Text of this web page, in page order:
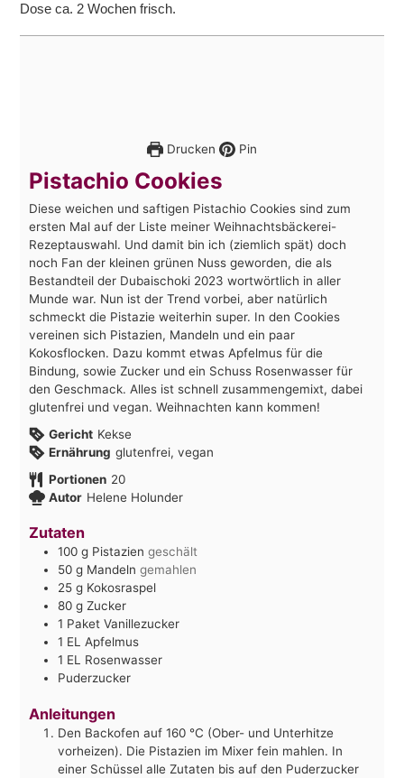
Dose ca. 2 Wochen frisch.
Drucken Pin
Pistachio Cookies
Diese weichen und saftigen Pistachio Cookies sind zum
ersten Mal auf der Liste meiner Weihnachtsbäckerei-
Rezeptauswahl. Und damit bin ich (ziemlich spät) doch
noch Fan der kleinen grünen Nuss geworden, die als
Bestandteil der Dubaischoki 2023 wortwörtlich in aller
Munde war. Nun ist der Trend vorbei, aber natürlich
schmeckt die Pistazie weiterhin super. In den Cookies
vereinen sich Pistazien, Mandeln und ein paar
Kokosflocken. Dazu kommt etwas Apfelmus für die
Bindung, sowie Zucker und ein Schuss Rosenwasser für
den Geschmack. Alles ist schnell zusammengemixt, dabei
glutenfrei und vegan. Weihnachten kann kommen!
Gericht Kekse
Ernährung glutenfrei, vegan
Portionen 20
Autor Helene Holunder
Zutaten
100 g Pistazien geschält
50 g Mandeln gemahlen
25 g Kokosraspel
80 g Zucker
1 Paket Vanillezucker
1 EL Apfelmus
1 EL Rosenwasser
Puderzucker
Anleitungen
Den Backofen auf 160 °C (Ober- und Unterhitze
vorheizen). Die Pistazien im Mixer fein mahlen. In
einer Schüssel alle Zutaten bis auf den Puderzucker